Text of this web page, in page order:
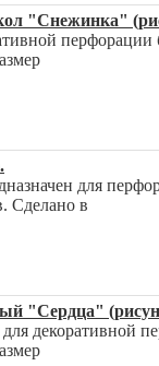
"Снежинка"
для
Сделано в
"Сердца"
декоративной